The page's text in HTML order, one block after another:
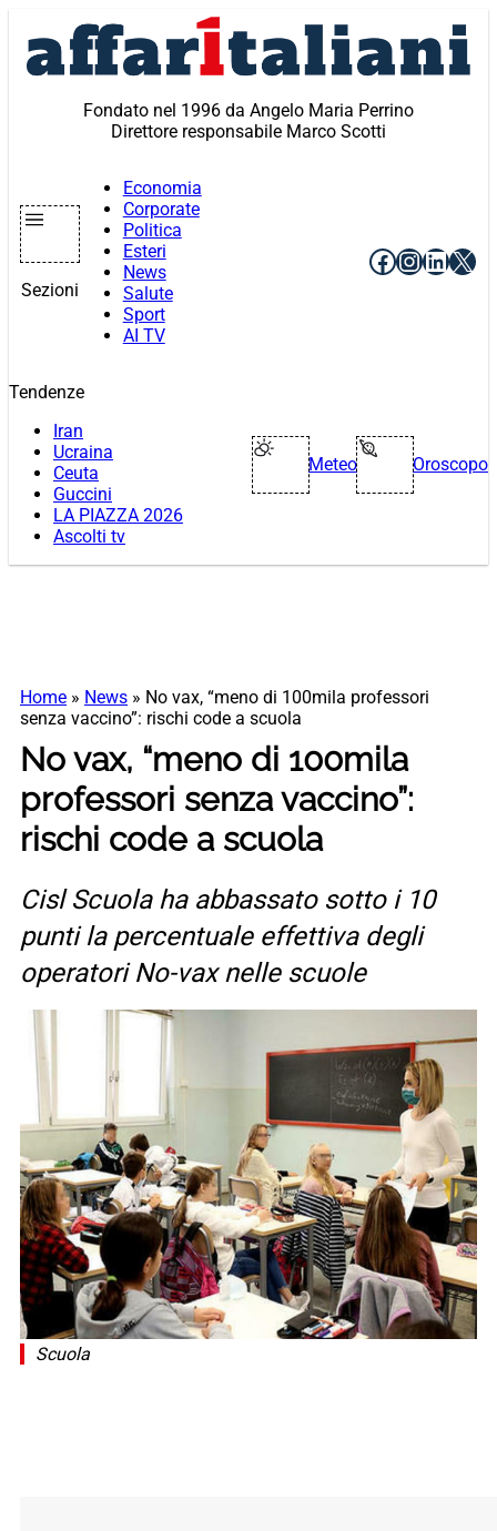
contenuto
Fondato nel 1996 da Angelo Maria Perrino
Direttore responsabile Marco Scotti
Sezioni
Economia
Corporate
Politica
Esteri
News
Salute
Sport
AI TV
Facebook
X
Tendenze
Iran
Ucraina
Ceuta
Guccini
LA PIAZZA 2026
Ascolti tv
Meteo Oroscopo
Home » News » No vax, “meno di 100mila professori
senza vaccino”: rischi code a scuola
No vax, “meno di 100mila
professori senza vaccino”:
rischi code a scuola
Cisl Scuola ha abbassato sotto i 10
punti la percentuale effettiva degli
operatori No-vax nelle scuole
Scuola